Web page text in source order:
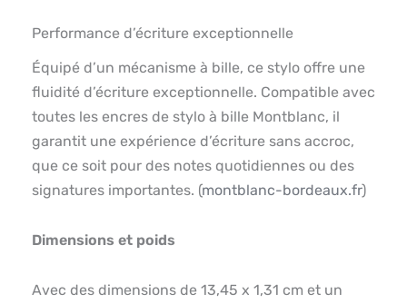
Performance d’écriture exceptionnelle
Équipé d’un mécanisme à bille, ce stylo offre une
fluidité d’écriture exceptionnelle. Compatible avec
toutes les encres de stylo à bille Montblanc, il
garantit une expérience d’écriture sans accroc,
que ce soit pour des notes quotidiennes ou des
signatures importantes. (montblanc-bordeaux.fr)
Dimensions et poids
Avec des dimensions de 13,45 x 1,31 cm et un